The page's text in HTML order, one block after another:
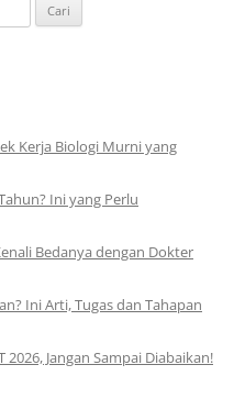
Kerja Biologi Murni yang
Ini yang Perlu
Bedanya dengan Dokter
Ini Arti, Tugas dan Tahapan
2026, Jangan Sampai Diabaikan!